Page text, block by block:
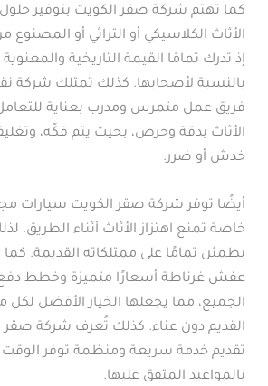
كما تهتم شركة صقر الكويت بتوفير
الأثاث الكلاسيكي أو التراثي أو المصنوع
إذ تدرك تمامًا القيمة التاريخية
بالنسبة لأصحابها. كذلك تمتلك شركة
فريق عمل متمرس ومدرب بعناية
الأثاث بدقة وحرص، بحيث يتم فكّه،
خدش أو ضرر.
أيضًا توفر شركة صقر الكويت سيارات
خاصة تمنع اهتزاز الأثاث أثناء الطريق،
يطمئن تمامًا على ممتلكاته القديمة.
عفش غرناطة أسعارًا متميزة وخطط
الجميع، مما يجعلها الخيار الأفضل لكل
القديم دون عناء. كذلك تُعرف شركة صقر
تقديم خدمة سريعة ومنظمة توفر الوقت
بالمواعيد المتفق عليها.